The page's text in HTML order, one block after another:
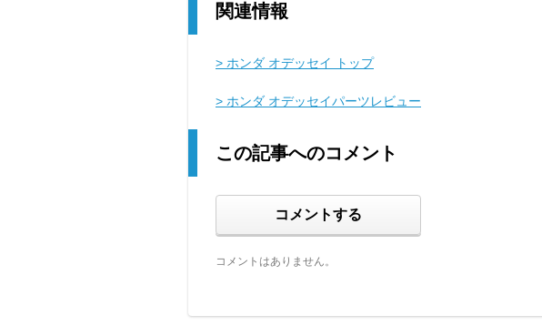
関連情報
> ホンダ オデッセイ トップ
> ホンダ オデッセイパーツレビュー
この記事へのコメント
コメントする
コメントはありません。